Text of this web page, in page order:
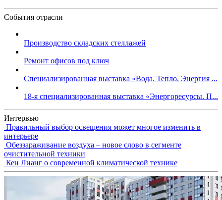
События отрасли
Производство складских стеллажей
Ремонт офисов под ключ
Специализированная выставка «Вода. Тепло. Энергия ...
18-я специализированная выставка «Энергоресурсы. П...
Интервью
Правильный выбор освещения может многое изменить в
интерьере
Обеззараживание воздуха – новое слово в сегменте
очистительной техники
Кен Лианг о современной климатической технике